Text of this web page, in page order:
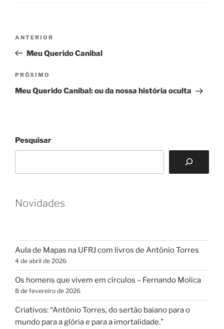
Post
Post
anterior
ANTERIOR
Meu Querido Canibal
Próximo
post
PRÓXIMO
Meu Querido Canibal: ou da nossa história oculta
Pesquisar
Novidades
Aula de Mapas na UFRJ com livros de Antônio Torres
4 de abril de 2026
Os homens que vivem em círculos – Fernando Molica
8 de fevereiro de 2026
Criativos: “Antônio Torres, do sertão baiano para o
mundo para a glória e para a imortalidade.”